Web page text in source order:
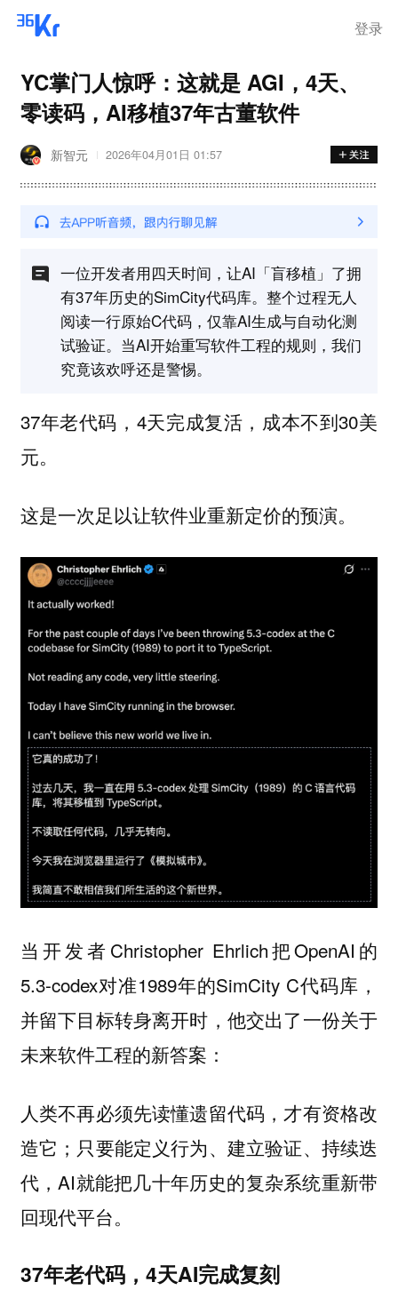
登录
YC掌门人惊呼：这就是 AGI，4天、
零读码，AI移植37年古董软件
新智元 2026年04月01日 01:57
一位开发者用四天时间，让AI「盲移植」了拥
有37年历史的SimCity代码库。整个过程无人
阅读一行原始C代码，仅靠AI生成与自动化测
试验证。当AI开始重写软件工程的规则，我们
究竟该欢呼还是警惕。
37年老代码，4天完成复活，成本不到30美
元。
这是一次足以让软件业重新定价的预演。
当开发者Christopher Ehrlich把OpenAI的
5.3-codex对准1989年的SimCity C代码库，
并留下目标转身离开时，他交出了一份关于
未来软件工程的新答案：
人类不再必须先读懂遗留代码，才有资格改
造它；只要能定义行为、建立验证、持续迭
代，AI就能把几十年历史的复杂系统重新带
回现代平台。
37年老代码，4天AI完成复刻